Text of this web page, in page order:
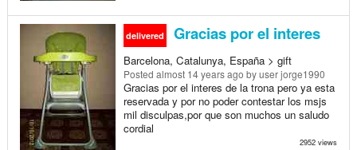
delivered Gracias por el interes
Barcelona, Catalunya, España > gift
Posted almost 14 years ago by user jorge1990
Gracias por el interes de la trona pero ya esta
reservada y por no poder contestar los msjs
mil disculpas,por que son muchos un saludo
cordial
2952 views